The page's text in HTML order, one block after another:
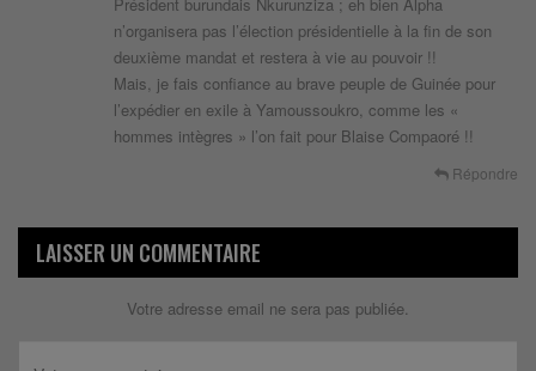
n’organisera pas l’élection présidentielle à la fin de son
deuxième mandat et restera à vie au pouvoir !!
Mais, je fais confiance au brave peuple de Guinée pour
l’expédier en exile à Yamoussoukro, comme les «
hommes intègres » l’on fait pour Blaise Compaoré !!
Répondre
LAISSER UN COMMENTAIRE
Votre adresse email ne sera pas publiée.